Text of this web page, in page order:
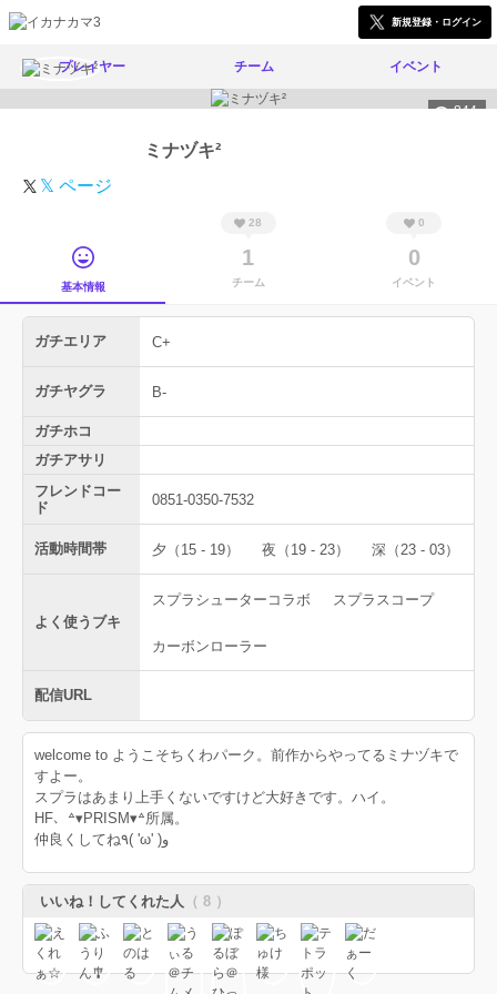
新規登録・ログイン
プレイヤー チーム イベント
844
ミナヅキ²
𝕏 ページ
基本情報
28
1
チーム
0
0
イベント
ガチエリア C+
ガチヤグラ B-
ガチホコ
ガチアサリ
フレンドコー
ド
0851-0350-7532
活動時間帯 夕（15 - 19） 夜（19 - 23） 深（23 - 03）
よく使うブキ
スプラシューターコラボ スプラスコープ
カーボンローラー
配信URL
welcome to ようこそちくわパーク。前作からやってるミナヅキで
すよー。
スプラはあまり上手くないですけど大好きです。ハイ。
HF、꒫▾PRISM▾꒫所属。
いいね！してくれた人 （ 8 ）